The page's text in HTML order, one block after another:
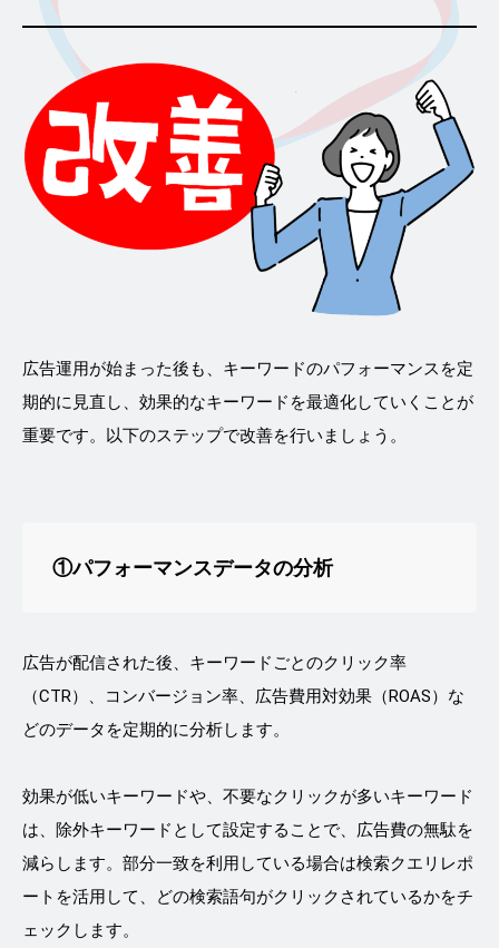
広告運用が始まった後も、キーワードのパフォーマンスを定
期的に見直し、効果的なキーワードを最適化していくことが
重要です。以下のステップで改善を行いましょう。
①パフォーマンスデータの分析
広告が配信された後、キーワードごとのクリック率
（CTR）、コンバージョン率、広告費用対効果（ROAS）な
どのデータを定期的に分析します。
効果が低いキーワードや、不要なクリックが多いキーワード
は、除外キーワードとして設定することで、広告費の無駄を
減らします。部分一致を利用している場合は検索クエリレポ
ートを活用して、どの検索語句がクリックされているかをチ
ェックします。